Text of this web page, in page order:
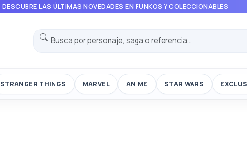
DESCUBRE LAS ÚLTIMAS NOVEDADES EN FUNKOS Y COLECCIONABLES
STRANGER THINGS MARVEL ANIME STAR WARS